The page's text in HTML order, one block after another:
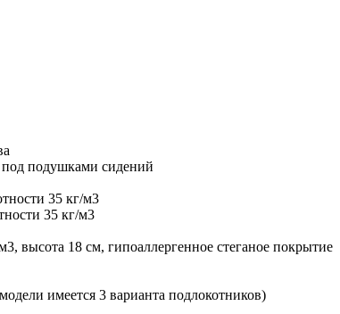
под подушками сидений
35 кг/м3
35 кг/м3
высота 18 см, гипоаллергенное стеганое покрытие
имеется 3 варианта подлокотников)